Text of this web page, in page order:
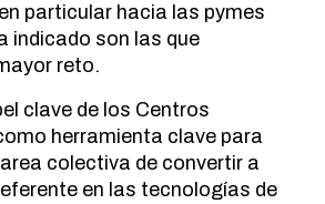
particular hacia las pymes
indicado son las que
reto.
clave de los Centros
herramienta clave para
colectiva de convertir a
en las tecnologías de